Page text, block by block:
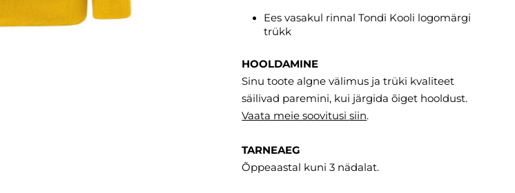
Ees vasakul rinnal Tondi Kooli logomärgi
trükk
HOOLDAMINE
Sinu toote algne välimus ja trüki kvaliteet
säilivad paremini, kui järgida õiget hooldust.
Vaata meie soovitusisiin.
TARNEAEG
Õppeaastal kuni 3 nädalat.